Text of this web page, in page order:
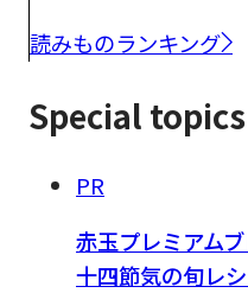
読みものランキング
Special topics
PR
赤玉プレミアム
十四節気の旬レ